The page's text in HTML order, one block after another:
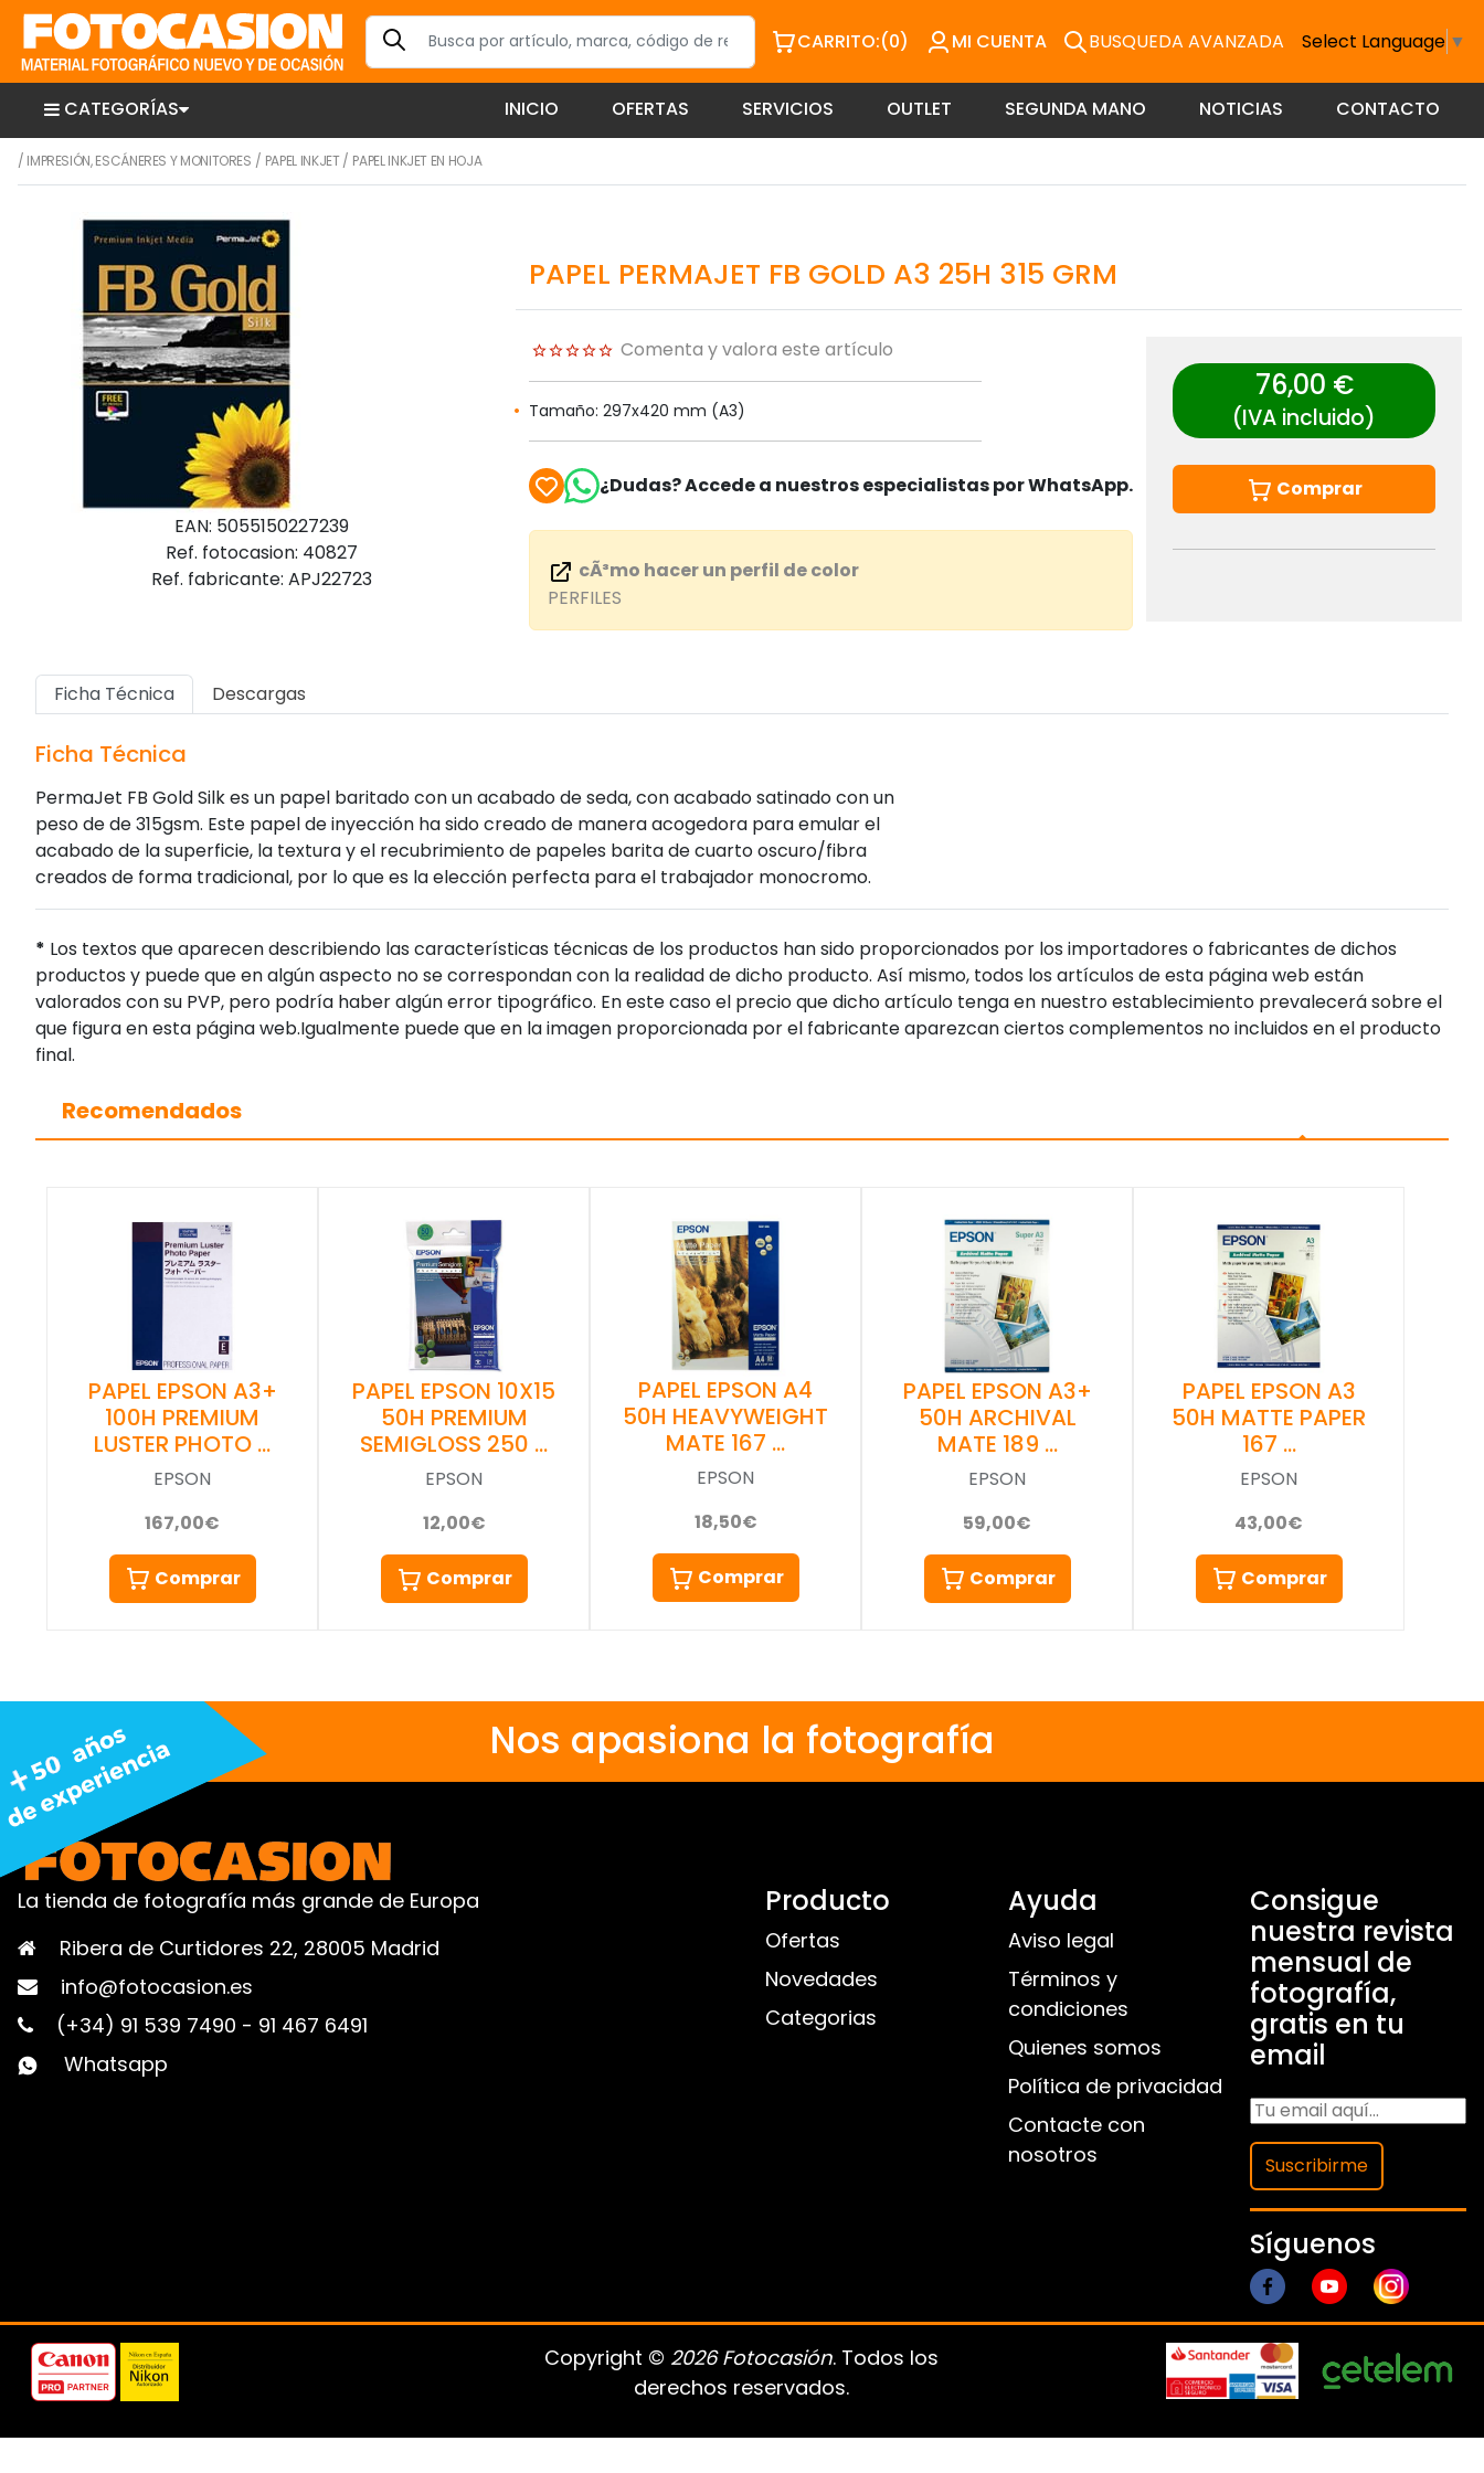
CARRITO:(0) MI CUENTA BUSQUEDA AVANZADA Select Language ▼
CATEGORÍAS INICIO OFERTAS SERVICIOS OUTLET SEGUNDA MANO NOTICIAS CONTACTO
/ IMPRESIÓN, ESCÁNERES Y MONITORES / PAPEL INKJET/ PAPEL INKJET EN HOJA
EAN: 5055150227239
Ref. fotocasion: 40827
Ref. fabricante: APJ22723
PAPEL PERMAJET FB GOLD A3 25H 315 GRM
Comenta y valora este artículo
Tamaño: 297x420 mm (A3)
¿Dudas? Accede a nuestros especialistas por WhatsApp.
cÃ³mo hacer un perfil de color
PERFILES
76,00 €
(IVA incluido)
Comprar
Ficha Técnica Descargas
Ficha Técnica
PermaJet FB Gold Silk es un papel baritado con un acabado de seda, con acabado satinado con un
peso de de 315gsm. Este papel de inyección ha sido creado de manera acogedora para emular el
acabado de la superficie, la textura y el recubrimiento de papeles barita de cuarto oscuro/fibra
creados de forma tradicional, por lo que es la elección perfecta para el trabajador monocromo.
* Los textos que aparecen describiendo las características técnicas de los productos han sido proporcionados por los importadores o fabricantes de dichos
productos y puede que en algún aspecto no se correspondan con la realidad de dicho producto. Así mismo, todos los artículos de esta página web están
valorados con su PVP, pero podría haber algún error tipográfico. En este caso el precio que dicho artículo tenga en nuestro establecimiento prevalecerá sobre el
que figura en esta página web.Igualmente puede que en la imagen proporcionada por el fabricante aparezcan ciertos complementos no incluidos en el producto
final.
Recomendados
PAPEL EPSON A3+
100H PREMIUM
LUSTER PHOTO …
EPSON
167,00€
Comprar
PAPEL EPSON 10X15
50H PREMIUM
SEMIGLOSS 250 …
EPSON
12,00€
Comprar
PAPEL EPSON A4
50H HEAVYWEIGHT
MATE 167 …
EPSON
18,50€
Comprar
PAPEL EPSON A3+
50H ARCHIVAL
MATE 189 …
EPSON
59,00€
Comprar
PAPEL EPSON A3
50H MATTE PAPER
167 …
EPSON
43,00€
Comprar
Nos apasiona la fotografía
La tienda de fotografía más grande de Europa
Ribera de Curtidores 22, 28005 Madrid
info@fotocasion.es
(+34) 91 539 7490 - 91 467 6491
Whatsapp
Producto
Ofertas
Novedades
Categorias
Ayuda
Aviso legal
Términos y
condiciones
Quienes somos
Política de privacidad
Contacte con
nosotros
Consigue
nuestra revista
mensual de
fotografía,
gratis en tu
email
Suscribirme
Síguenos
Copyright © 2026 Fotocasión. Todos los
derechos reservados.